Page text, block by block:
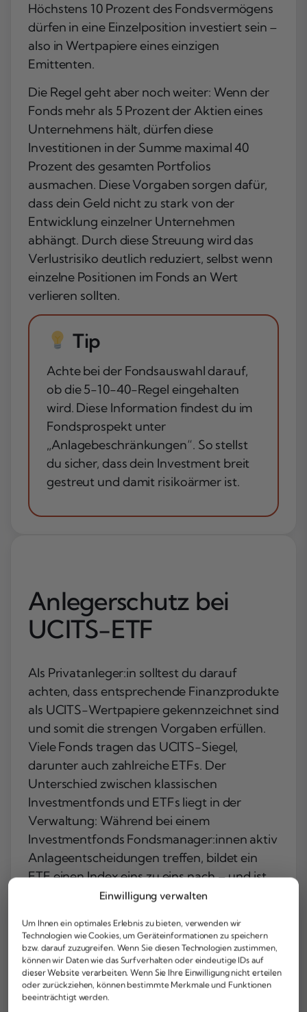
Einwilligung verwalten
Um Ihnen ein optimales Erlebnis zu bieten, verwenden wir
Technologien wie Cookies, um Geräteinformationen zu speichern
bzw. darauf zuzugreifen. Wenn Sie diesen Technologien zustimmen,
können wir Daten wie das Surfverhalten oder eindeutige IDs auf
dieser Website verarbeiten. Wenn Sie Ihre Einwilligung nicht erteilen
oder zurückziehen, können bestimmte Merkmale und Funktionen
beeinträchtigt werden.
Höchstens 10 Prozent des Fondsvermögens
dürfen in eine Einzelposition investiert sein –
also in Wertpapiere eines einzigen
Emittenten.
Die Regel geht aber noch weiter: Wenn der
Fonds mehr als 5 Prozent der Aktien eines
Unternehmens hält, dürfen diese
Investitionen in der Summe maximal 40
Prozent des gesamten Portfolios
ausmachen. Diese Vorgaben sorgen dafür,
dass dein Geld nicht zu stark von der
Entwicklung einzelner Unternehmen
abhängt. Durch diese Streuung wird das
Verlustrisiko deutlich reduziert, selbst wenn
einzelne Positionen im Fonds an Wert
verlieren sollten.
Tip
Achte bei der Fondsauswahl darauf,
ob die 5-10-40-Regel eingehalten
wird. Diese Information findest du im
Fondsprospekt unter
„Anlagebeschränkungen“. So stellst
du sicher, dass dein Investment breit
gestreut und damit risikoärmer ist.
Anlegerschutz bei
UCITS-ETF
Als Privatanleger:in solltest du darauf
achten, dass entsprechende Finanzprodukte
als UCITS-Wertpapiere gekennzeichnet sind
und somit die strengen Vorgaben erfüllen.
Viele Fonds tragen das UCITS-Siegel,
darunter auch zahlreiche ETFs. Der
Unterschied zwischen klassischen
Investmentfonds und ETFs liegt in der
Verwaltung: Während bei einem
Investmentfonds Fondsmanager:innen aktiv
Anlageentscheidungen treffen, bildet ein
ETF einen Index eins zu eins nach – und ist
dadurch deutlich kostengünstiger.
ETFs gibt es beispielsweise auf den DAX und
andere wichtige Indizes. Sie bieten dir die
Möglichkeit, direkt an der Kursentwicklung
eines Index zu partizipieren, ohne einzelne
Aktien kaufen zu müssen. Solche ETFs